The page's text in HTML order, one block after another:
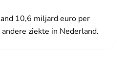
10,6 miljard euro per
ziekte in Nederland.